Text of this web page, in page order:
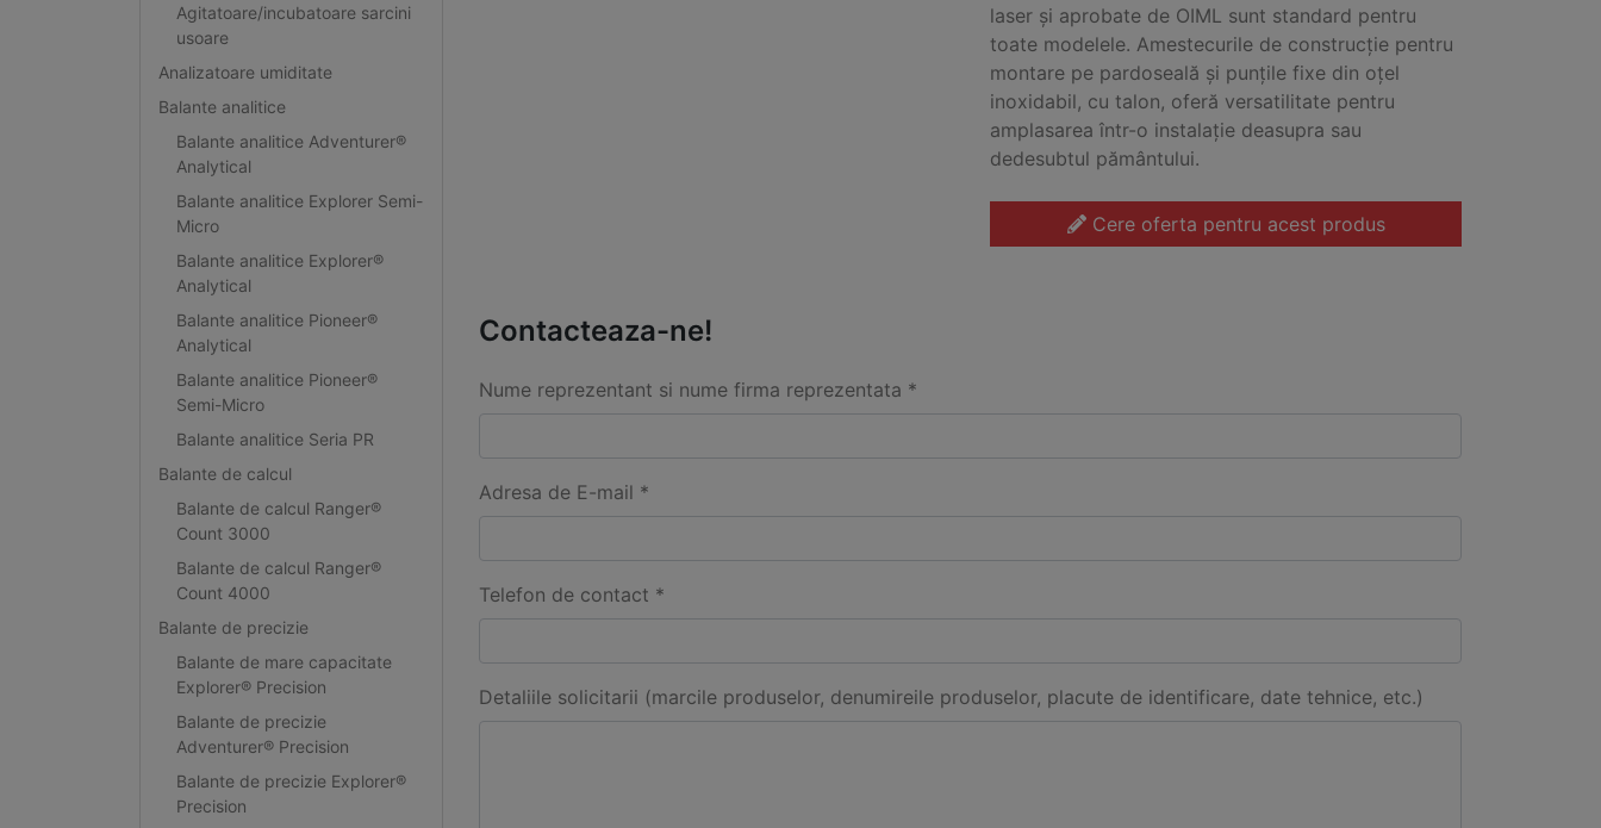
Agitatoare/incubatoare sarcini
usoare
Analizatoare umiditate
Balante analitice
Balante analitice Adventurer®
Analytical
Balante analitice Explorer Semi-
Micro
Balante analitice Explorer®
Analytical
Balante analitice Pioneer®
Analytical
Balante analitice Pioneer®
Semi-Micro
Balante analitice Seria PR
Balante de calcul
Balante de calcul Ranger®
Count 3000
Balante de calcul Ranger®
Count 4000
Balante de precizie
Balante de mare capacitate
Explorer® Precision
Balante de precizie
Adventurer® Precision
Balante de precizie Explorer®
Precision
laser și aprobate de OIML sunt standard pentru
toate modelele. Amestecurile de construcție pentru
montare pe pardoseală și punțile fixe din oțel
inoxidabil, cu talon, oferă versatilitate pentru
amplasarea într-o instalație deasupra sau
dedesubtul pământului.
Cere oferta pentru acest produs
Contacteaza-ne!
Nume reprezentant si nume firma reprezentata *
Adresa de E-mail *
Telefon de contact *
Detaliile solicitarii (marcile produselor, denumireile produselor, placute de identificare, date tehnice, etc.)